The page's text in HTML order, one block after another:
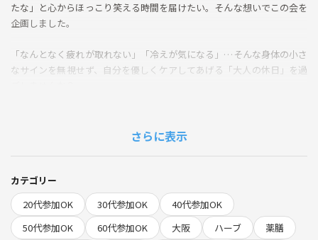
たな」と心からほっこり笑える時間を届けたい。そんな想いでこの会を
企画しました。
「なんとなく疲れが取れない」「冷えが気になる」…そんな身体の小さ
なサインを無視せず、自分を優しくケアしてあげる「大人の休日」を過
【調合】8種のハーブから自分で選ぶ「飲む処方箋」
【読む】準備不要！10分間のウェルネス読書
事前の読書は一切不要です。会場にある本をパラパラと眺めて、今の自
分に響く「言葉」を直感で探す、贅沢なひととき。
さらに表示
カテゴリー
20代参加OK
30代参加OK
40代参加OK
50代参加OK
60代参加OK 大阪 ハーブ
薬膳